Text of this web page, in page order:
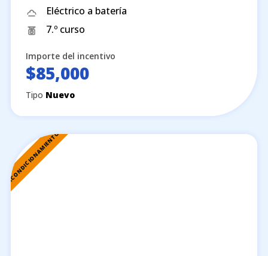
Eléctrico a batería
7.º curso
Importe del incentivo
$85,000
Tipo Nuevo
REACONDICIONAMIENTO